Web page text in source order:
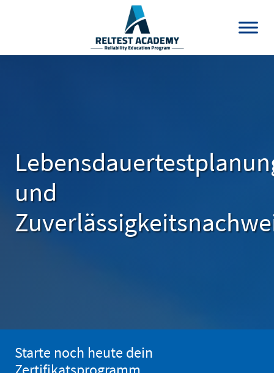
und
Starte noch heute dein